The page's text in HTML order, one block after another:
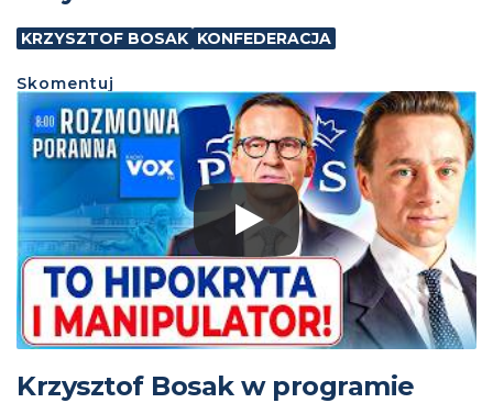
KRZYSZTOF BOSAK KONFEDERACJA
Skomentuj
Krzysztof Bosak w programie